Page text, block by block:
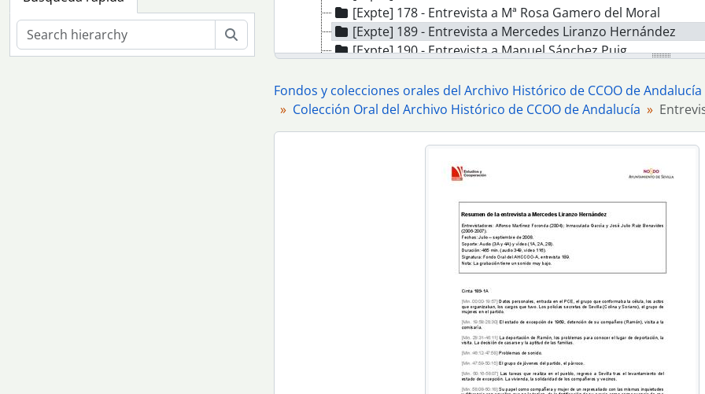
[Expte] 178 - Entrevista a Mª Rosa Gamero del Moral
[Expte] 189 - Entrevista a Mercedes Liranzo Hernández
[Expte] 190 - Entrevista a Manuel Sánchez Puig
[Expte] 192 - Entrevista a Josefa Verano Martínez
[Expte] 196 - Entrevista a Jaime Montes Muñoz
[Expte] 217 - Entrevista a Juan Manuel García Rodríguez-
[Expte] 222 - Entrevista a José Mª Arévalo Ruiz
[Expte] 233 - Entrevista a Dolores Parra Chica
[Expte] 238 - Entrevista a Miguel Girela Reyes
[Expte] 249 - Entrevista a Dolores Ubera
[Expte] 251 - Entrevista a María Nieves Pérez Almero
[Expte] 261 - Entrevista a Santiago Marzo Caballero
[Expte] 262 - Entrevista a Julia Campos Benítez
[Expte] 269 - Entrevista a Carmen Santiago Vallecillo
[Expte] 267 - Entrevista a Francisco Fornet Ruiz
[Expte] 277 - Entrevista a Mª del Carmen García Lérida
[Expte] 278 - Entrevista a Julia Gómez del Sol
[Expte] 288 - Entrevista a Isabel Grande Ruth
[Expte] 301 - Entrevista a Juan García García
Fondos y colecciones orales del Archivo Histórico de CCOO de Andalucía
Colección Oral del Archivo Histórico de CCOO de Andalucía